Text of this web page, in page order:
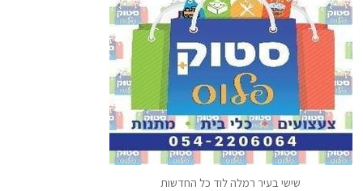
שישי בעיר רמלה לוד כל החדשות